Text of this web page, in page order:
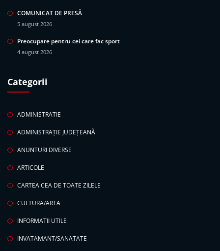
COMUNICAT DE PRESĂ
5 august 2026
Preocupare pentru cei care fac sport
4 august 2026
Categorii
ADMINISTRATIE
ADMINISTRAȚIE JUDEȚEANĂ
ANUNTURI DIVERSE
ARTICOLE
CARTEA CEA DE TOATE ZILELE
CULTURA/ARTA
INFORMATII UTILE
INVATAMANT/SANATATE